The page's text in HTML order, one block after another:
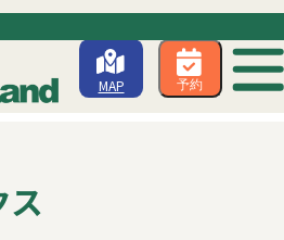
MAP 予約
ス